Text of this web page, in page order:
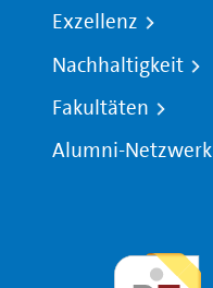
Exzellenz
Nachhaltigkeit
Fakultäten
Alumni-Netzwerk